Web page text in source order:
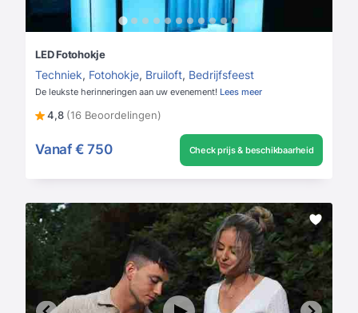
LED Fotohokje
Techniek, Fotohokje, Bruiloft, Bedrijfsfeest
De leukste herinneringen aan uw evenement! Lees meer
4,8 (16 Beoordelingen)
Vanaf € 750 Check prijs & beschikbaarheid